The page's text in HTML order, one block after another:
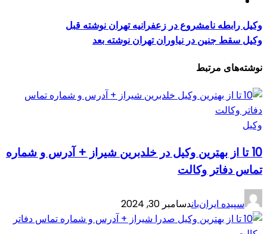
وکیل رابطه نامشروع در زعفرانیه تهران نوشته قبل
وکیل سقط جنین در نیاوران تهران نوشته بعد
نوشته‌های مرتبط
وکیل
10 تا از بهترین وکیل در خلدبرین شیراز + آدرس و شماره
تماس دفاتر وکالت
سپیده ایران‌باندسامبر 30, 2024